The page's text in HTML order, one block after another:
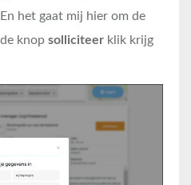
het gaat mij hier om de
knop solliciteer klik krijg